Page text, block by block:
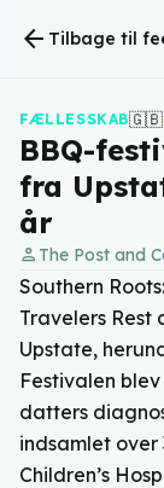
arrow_back Tilbage til
FÆLLESSKAB🇬🇧
BBQ-
fra
år
person The Post and
Southern
Travelers Rest
Upstate,
Festivalen
datters
indsamlet over
Children’s